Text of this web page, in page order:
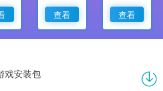
查看
查看
戏安装包